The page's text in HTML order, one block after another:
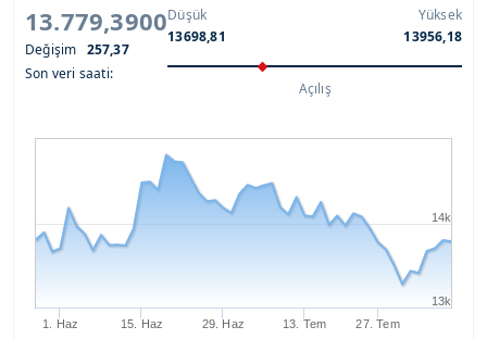
13.779,3900
Değişim 257,37
Son veri saati:
Düşük
13698,81
Yüksek
13956,18
Açılış
1. Haz 15. Haz 29. Haz 13. Tem 27. Tem
13k
14k